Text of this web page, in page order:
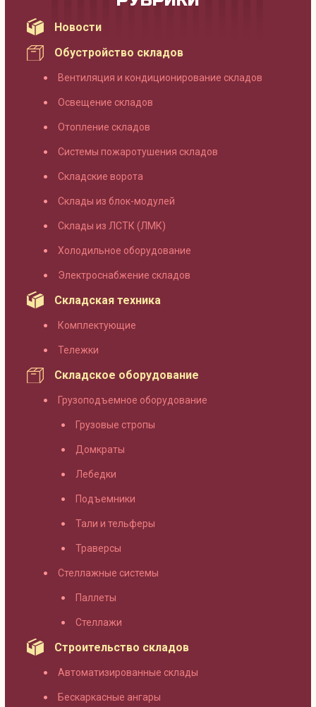
Новости
Обустройство складов
Вентиляция и кондиционирование складов
Освещение складов
Отопление складов
Системы пожаротушения складов
Складские ворота
Склады из блок-модулей
Склады из ЛСТК (ЛМК)
Холодильное оборудование
Электроснабжение складов
Складская техника
Комплектующие
Тележки
Складское оборудование
Грузоподъемное оборудование
Грузовые стропы
Домкраты
Лебедки
Подъемники
Тали и тельферы
Траверсы
Стеллажные системы
Паллеты
Стеллажи
Строительство складов
Автоматизированные склады
Бескаркасные ангары